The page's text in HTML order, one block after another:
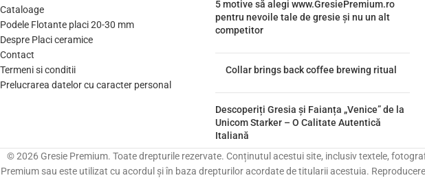
Cataloage
Podele Flotante placi 20-30 mm
Despre Placi ceramice
Contact
Termeni si conditii
Prelucrarea datelor cu caracter personal
5 motive să alegi www.GresiePremium.ro
pentru nevoile tale de gresie și nu un alt
competitor
Collar brings back coffee brewing ritual
Descoperiți Gresia și Faianța „Venice” de la
Unicom Starker – O Calitate Autentică
Italiană
© 2026 Gresie Premium. Toate drepturile rezervate. Conținutul acestui site, inclusiv textele,
Premium sau este utilizat cu acordul și în baza drepturilor acordate de titularii acestuia.